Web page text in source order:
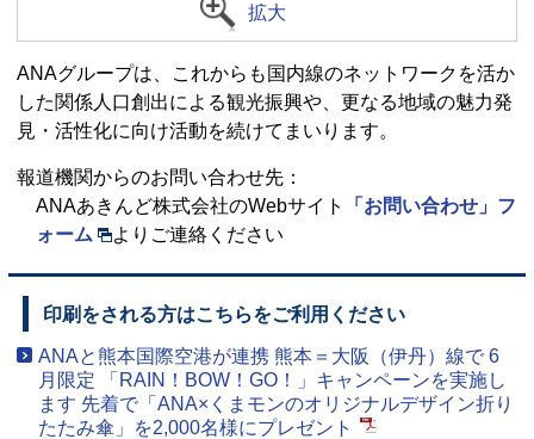
拡大
ANAグループは、これからも国内線のネットワークを活か
した関係人口創出による観光振興や、更なる地域の魅力発
見・活性化に向け活動を続けてまいります。
報道機関からのお問い合わせ先：
ANAあきんど株式会社のWebサイト
「お問い合わせ」フ
ォーム
よりご連絡ください
印刷をされる方はこちらをご利用ください
ANAと熊本国際空港が連携 熊本＝大阪（伊丹）線で 6
月限定 「RAIN！BOW！GO！」キャンペーンを実施し
ます 先着で「ANA×くまモンのオリジナルデザイン折り
たたみ傘」を2,000名様にプレゼント